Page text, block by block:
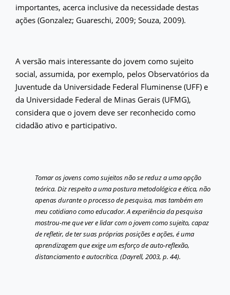
importantes, acerca inclusive da necessidade destas
ações (Gonzalez; Guareschi, 2009; Souza, 2009).
A versão mais interessante do jovem como sujeito
social, assumida, por exemplo, pelos Observatórios da
Juventude da Universidade Federal Fluminense (UFF) e
da Universidade Federal de Minas Gerais (UFMG),
considera que o jovem deve ser reconhecido como
cidadão ativo e participativo.
Tomar os jovens como sujeitos não se reduz a uma opção
teórica. Diz respeito a uma postura metodológica e ética, não
apenas durante o processo de pesquisa, mas também em
meu cotidiano como educador. A experiência da pesquisa
mostrou-me que ver e lidar com o jovem como sujeito, capaz
de refletir, de ter suas próprias posições e ações, é uma
aprendizagem que exige um esforço de auto-reflexão,
distanciamento e autocrítica. (Dayrell, 2003, p. 44).